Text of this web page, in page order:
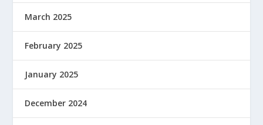
March 2025
February 2025
January 2025
December 2024